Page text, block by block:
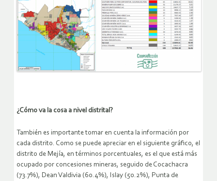
¿Cómo va la cosa a nivel distrital?
También es importante tomar en cuenta la información por
cada distrito. Como se puede apreciar en el siguiente gráfico, el
distrito de Mejía, en términos porcentuales, es el que está más
ocupado por concesiones mineras, seguido de Cocachacra
(73.7%), Dean Valdivia (60.4%), Islay (50.2%), Punta de